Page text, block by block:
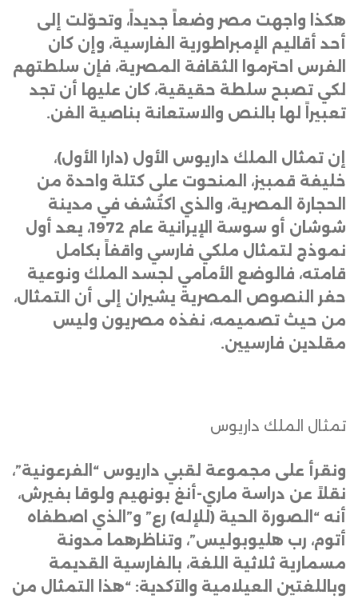
هكذا واجهت مصر وضعاً جديداً، وتحوّلت إلى
أحد أقاليم الإمبراطورية الفارسية، وإن كان
الفرس احترموا الثقافة المصرية، فإن سلطتهم
لكي تصبح سلطة حقيقية، كان عليها أن تجد
تعبيراً لها بالنص والاستعانة بناصية الفن.
إن تمثال الملك داريوس الأول (دارا الأول)،
خليفة قمبيز، المنحوت على كتلة واحدة من
الحجارة المصرية، والذي اكتُشف في مدينة
شوشان أو سوسة الإيرانية عام 1972، يعد أول
نموذج لتمثال ملكي فارسي واقفاً بكامل
قامته، فالوضع الأمامي لجسد الملك ونوعية
حفر النصوص المصرية يشيران إلى أن التمثال،
من حيث تصميمه، نفذه مصريون وليس
مقلدين فارسيين.
تمثال الملك داريوس
ونقرأ على مجموعة لقبي داريوس “الفرعونية”،
نقلاً عن دراسة ماري-أنغ بونهيم ولوقا بفيرش،
أنه “الصورة الحية (للإله) رع” و”الذي اصطفاه
أتوم، رب هليوبوليس”، وتناظرهما مدونة
مسمارية ثلاثية اللغة، بالفارسية القديمة
وباللغتين العيلامية والآكدية: “هذا التمثال من